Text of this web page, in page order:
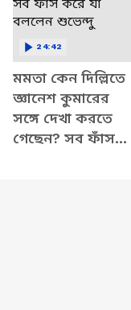
মমতা কেন দিল্লিতে
জ্ঞানেশ কুমারের
সঙ্গে দেখা করতে
গেছেন? সব ফাঁস
24:42